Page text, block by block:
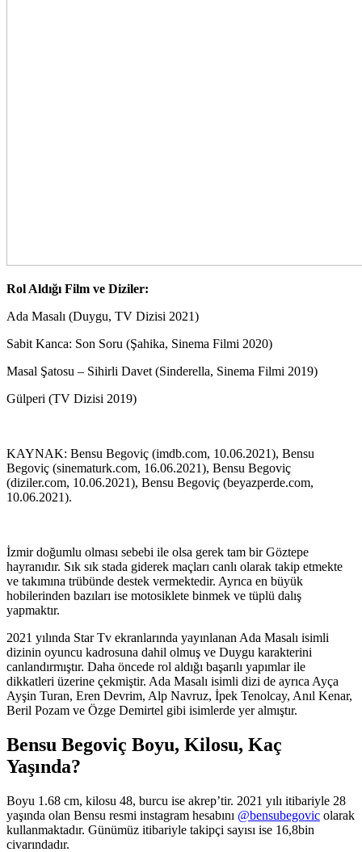
Rol Aldığı Film ve Diziler:
Ada Masalı (Duygu, TV Dizisi 2021)
Sabit Kanca: Son Soru (Şahika, Sinema Filmi 2020)
Masal Şatosu – Sihirli Davet (Sinderella, Sinema Filmi 2019)
Gülperi (TV Dizisi 2019)
KAYNAK: Bensu Begoviç (imdb.com, 10.06.2021), Bensu
Begoviç (sinematurk.com, 16.06.2021), Bensu Begoviç
(diziler.com, 10.06.2021), Bensu Begoviç (beyazperde.com,
10.06.2021).
İzmir doğumlu olması sebebi ile olsa gerek tam bir Göztepe
hayranıdır. Sık sık stada giderek maçları canlı olarak takip etmekte
ve takımına trübünde destek vermektedir. Ayrıca en büyük
hobilerinden bazıları ise motosiklete binmek ve tüplü dalış
yapmaktır.
2021 yılında Star Tv ekranlarında yayınlanan Ada Masalı isimli
dizinin oyuncu kadrosuna dahil olmuş ve Duygu karakterini
canlandırmıştır. Daha öncede rol aldığı başarılı yapımlar ile
dikkatleri üzerine çekmiştir. Ada Masalı isimli dizi de ayrıca Ayça
Ayşin Turan, Eren Devrim, Alp Navruz, İpek Tenolcay, Anıl Kenar,
Beril Pozam ve Özge Demirtel gibi isimlerde yer almıştır.
Bensu Begoviç Boyu, Kilosu, Kaç
Yaşında?
Boyu 1.68 cm, kilosu 48, burcu ise akrep’tir. 2021 yılı itibariyle 28
yaşında olan Bensu resmi instagram hesabını @bensubegovic olarak
kullanmaktadır. Günümüz itibariyle takipçi sayısı ise 16,8bin
civarındadır.